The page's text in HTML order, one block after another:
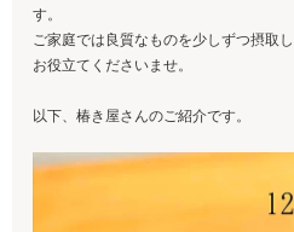
す。
ご家庭では良質なものを少しずつ摂取
お役立てくださいませ。
以下、椿き屋さんのご紹介です。